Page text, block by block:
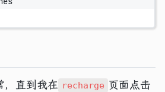
，直到我在 recharge 页面点击